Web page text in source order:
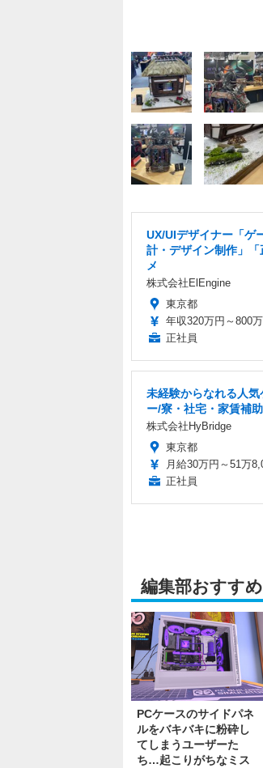
UX/UIデザイナー「ゲ
計・デザイン制作」
メ
株式会社ElEngine
東京都
年収320万円～800
正社員
未経験からなれる人
ー/寮・社宅・家賃補
株式会社HyBridge
東京都
月給30万円～51万
正社員
編集部おすす
PCケースのサイドパネ
ルをバキバキに粉砕し
てしまうユーザーた
ち…起こりがちなミス